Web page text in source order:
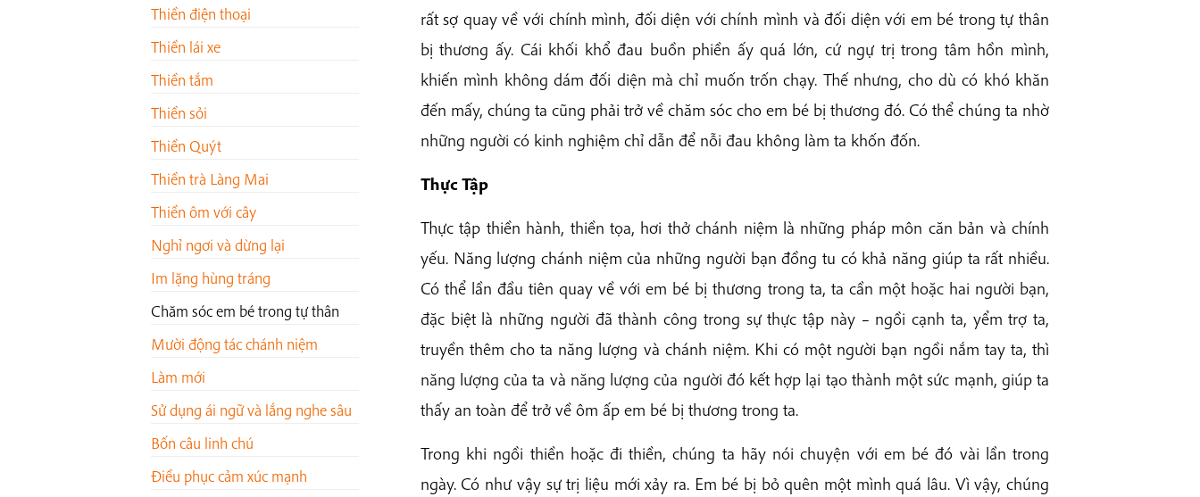
Thiền điện thoại
Thiền lái xe
Thiền tắm
Thiền sỏi
Thiền Quýt
Thiền trà Làng Mai
Thiền ôm với cây
Nghỉ ngơi và dừng lại
Im lặng hùng tráng
Chăm sóc em bé trong tự thân
Mười động tác chánh niệm
Làm mới
Sử dụng ái ngữ và lắng nghe sâu
Bốn câu linh chú
Điều phục cảm xúc mạnh
rất sợ quay về với chính mình, đối diện với chính mình và đối diện với em bé trong tự thân
bị thương ấy. Cái khối khổ đau buồn phiền ấy quá lớn, cứ ngự trị trong tâm hồn mình,
khiến mình không dám đối diện mà chỉ muốn trốn chạy. Thế nhưng, cho dù có khó khăn
đến mấy, chúng ta cũng phải trở về chăm sóc cho em bé bị thương đó. Có thể chúng ta nhờ
những người có kinh nghiệm chỉ dẫn để nỗi đau không làm ta khốn đốn.
Thực Tập
Thực tập thiền hành, thiền tọa, hơi thở chánh niệm là những pháp môn căn bản và chính
yếu. Năng lượng chánh niệm của những người bạn đồng tu có khả năng giúp ta rất nhiều.
Có thể lần đầu tiên quay về với em bé bị thương trong ta, ta cần một hoặc hai người bạn,
đặc biệt là những người đã thành công trong sự thực tập này – ngồi cạnh ta, yểm trợ ta,
truyền thêm cho ta năng lượng và chánh niệm. Khi có một người bạn ngồi nắm tay ta, thì
năng lượng của ta và năng lượng của người đó kết hợp lại tạo thành một sức mạnh, giúp ta
thấy an toàn để trở về ôm ấp em bé bị thương trong ta.
Trong khi ngồi thiền hoặc đi thiền, chúng ta hãy nói chuyện với em bé đó vài lần trong
ngày. Có như vậy sự trị liệu mới xảy ra. Em bé bị bỏ quên một mình quá lâu. Vì vậy, chúng